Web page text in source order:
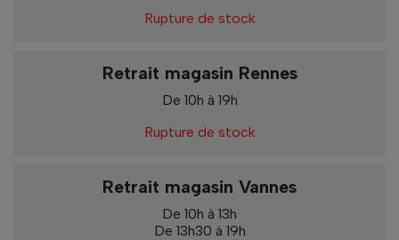
Rupture de stock
Retrait magasin Rennes
De 10h à 19h
Rupture de stock
Retrait magasin Vannes
De 10h à 13h
De 13h30 à 19h